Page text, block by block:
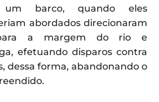
um barco, quando eles
abordados direcionaram
a margem do rio e
efetuando disparos contra
dessa forma, abandonando o